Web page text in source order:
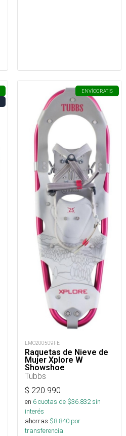
ENVÍOGRATIS
LMO200509FE
Raquetas de Nieve de
Mujer Xplore W
Showshoe
Tubbs
$ 220.990
en 6cuotas de $36.832sin
interés
ahorras $8.840 por
transferencia.